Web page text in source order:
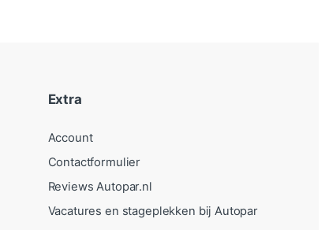
Extra
Account
Contactformulier
Reviews Autopar.nl
Vacatures en stageplekken bij Autopar